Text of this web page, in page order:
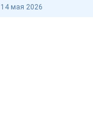
14 мая 2026